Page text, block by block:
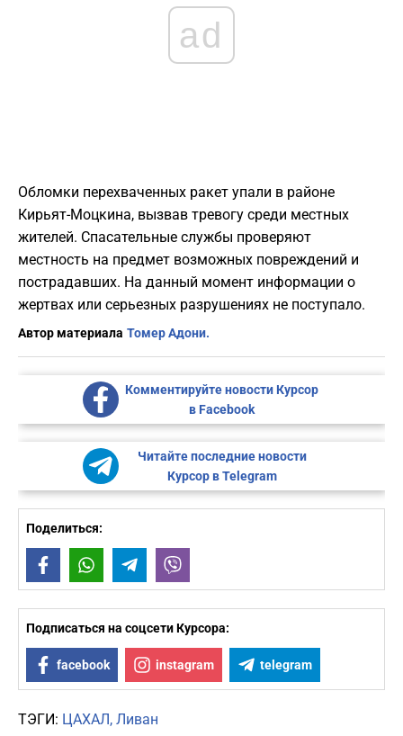
ad
Обломки перехваченных ракет упали в районе
Кирьят-Моцкина, вызвав тревогу среди местных
жителей. Спасательные службы проверяют
местность на предмет возможных повреждений и
пострадавших. На данный момент информации о
жертвах или серьезных разрушениях не поступало.
Автор материала Томер Адони.
Комментируйте новости Курсор
в Facebook
Читайте последние новости
Курсор в Telegram
Поделиться:
FacebookWhatsAppTelegram
Подписаться на соцсети Курсора:
facebook instagram telegram
ТЭГИ: ЦАХАЛ Ливан